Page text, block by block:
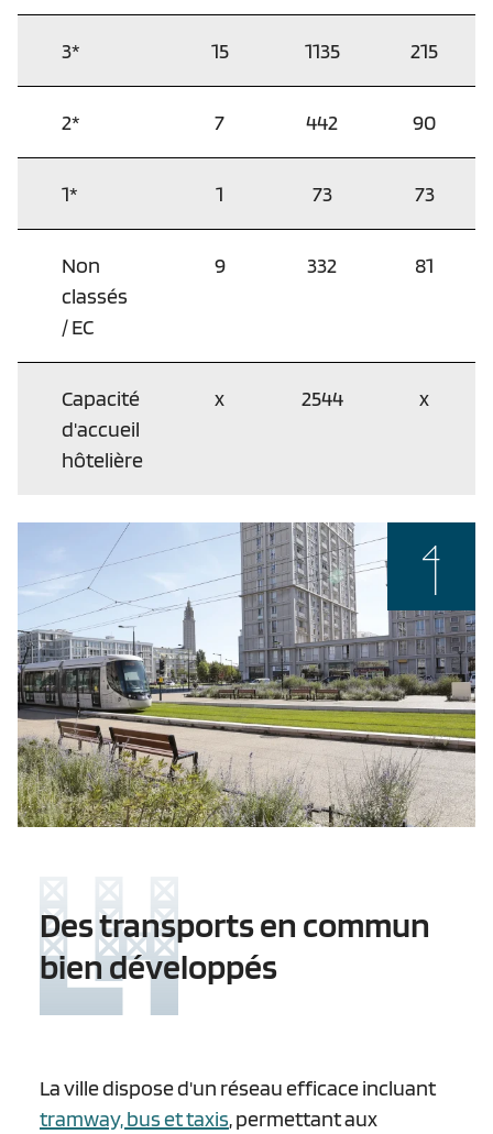
3* 15 1135 215
2* 7 442 90
1* 1 73 73
Non
classés
/ EC
9 332 81
Capacité
d'accueil
hôtelière
x 2544 x
Des transports en commun
bien développés
La ville dispose d'un réseau efficace incluant
tramway, bus et taxis, permettant aux
4